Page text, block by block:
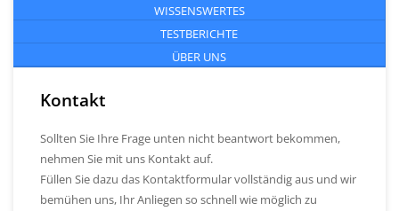
WISSENSWERTES
TESTBERICHTE
ÜBER UNS
Kontakt
Sollten Sie Ihre Frage unten nicht beantwort bekommen,
nehmen Sie mit uns Kontakt auf.
Füllen Sie dazu das Kontaktformular vollständig aus und wir
bemühen uns, Ihr Anliegen so schnell wie möglich zu